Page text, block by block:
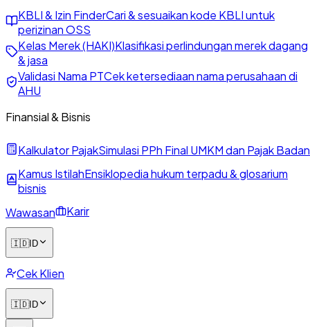
KBLI & Izin FinderCari & sesuaikan kode KBLI untuk
perizinan OSS
Kelas Merek (HAKI)Klasifikasi perlindungan merek dagang
& jasa
Validasi Nama PTCek ketersediaan nama perusahaan di
AHU
Finansial & Bisnis
Kalkulator PajakSimulasi PPh Final UMKM dan Pajak Badan
Kamus IstilahEnsiklopedia hukum terpadu & glosarium
bisnis
Wawasan
Karir
🇮🇩ID
Cek Klien
🇮🇩ID